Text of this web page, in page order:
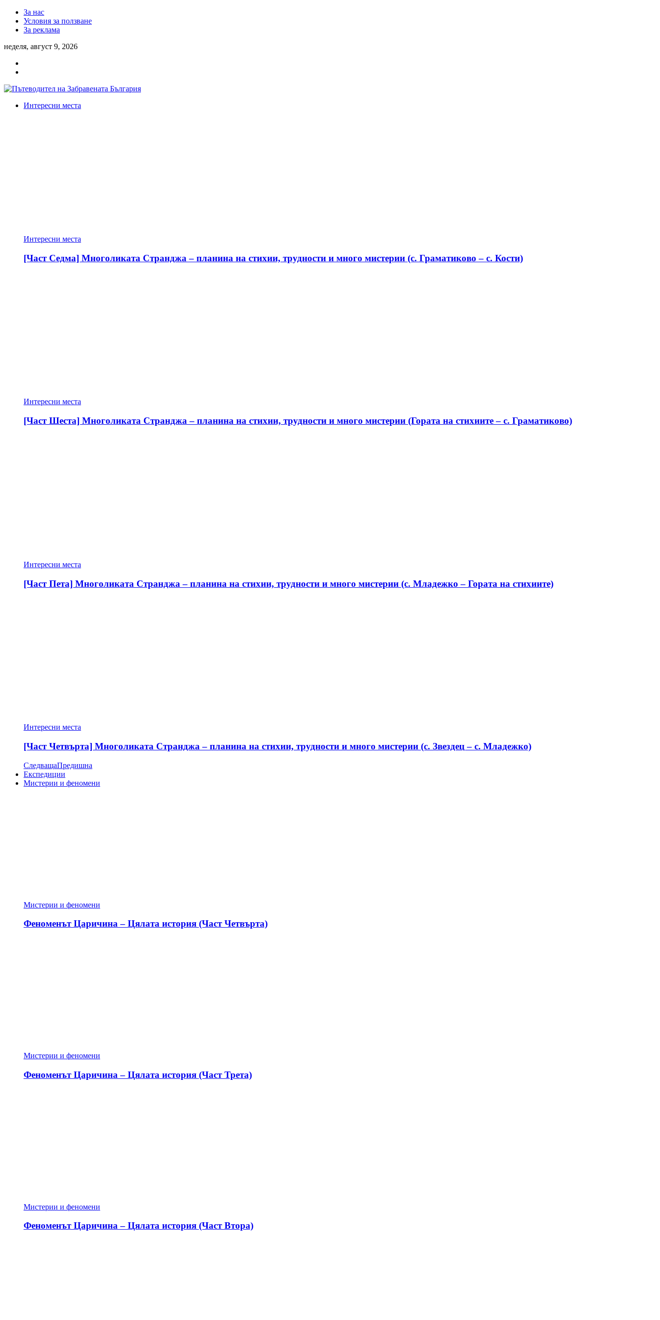
За нас
Условия за ползване
За реклама
неделя, август 9, 2026
Интересни места
Интересни места
[Част Седма] Многоликата Странджа – планина на стихии, трудности и много мистерии (с. Граматиково – с. Кости)
Интересни места
[Част Шеста] Многоликата Странджа – планина на стихии, трудности и много мистерии (Гората на стихиите – с. Граматиково)
Интересни места
[Част Пета] Многоликата Странджа – планина на стихии, трудности и много мистерии (с. Младежко – Гората на стихиите)
Интересни места
[Част Четвърта] Многоликата Странджа – планина на стихии, трудности и много мистерии (с. Звездец – с. Младежко)
СледващаПредишна
Експедиции
Мистерии и феномени
Мистерии и феномени
Феноменът Царичина – Цялата история (Част Четвърта)
Мистерии и феномени
Феноменът Царичина – Цялата история (Част Трета)
Мистерии и феномени
Феноменът Царичина – Цялата история (Част Втора)